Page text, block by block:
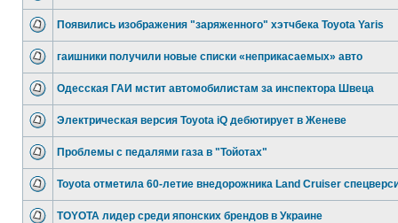
Появились изображения "заряженного" хэтчбека Toyota Yaris
гаишники получили новые списки «неприкасаемых» авто
Одесская ГАИ мстит автомобилистам за инспектора Швеца
Электрическая версия Toyota iQ дебютирует в Женеве
Проблемы с педалями газа в "Тойотах"
Toyota отметила 60-летие внедорожника Land Cruiser
TOYOTA лидер среди японских брендов в Украине